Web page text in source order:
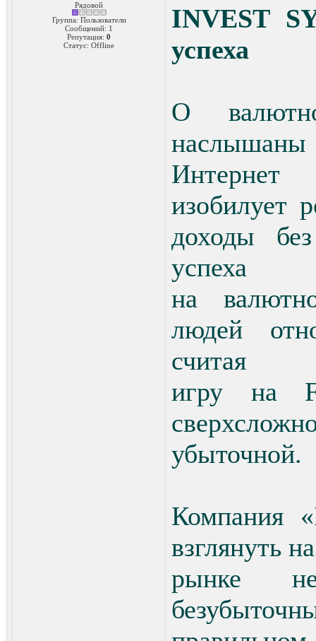
Рядовой
Группа: Пользователи
Сообщений: 1
Репутация: 0
Статус: Offline
INVEST
успеха
О
Интернет
изобилует
доходы
успеха
на
людей
считая
игру на
убыточной.
Компания
взглянуть
рынке